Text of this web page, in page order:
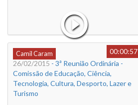
Camil Caram
00:00:57
26/02/2015 - 3ª Reunião Ordinária -
Comissão de Educação, Ciência,
Tecnologia, Cultura, Desporto, Lazer e
Turismo